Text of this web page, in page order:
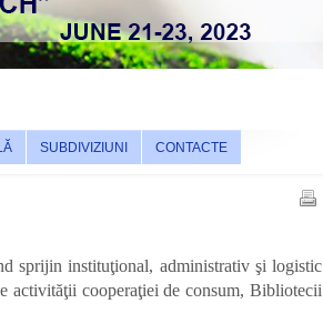
SUBDIVIZIUNI CONTACTE
sprijin instituţional, administrativ şi logistic
activităţii cooperaţiei de consum, Bibliotecii